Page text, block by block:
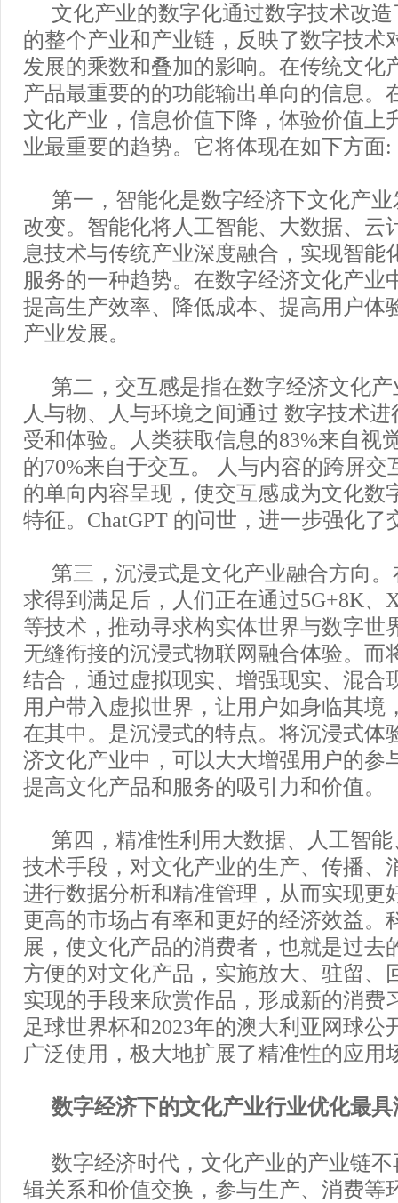
文化产业的数字化通过数字技术改
的整个产业和产业链，反映了数字技术
发展的乘数和叠加的影响。在传统文化
产品最重要的的功能输出单向的信息。
文化产业，信息价值下降，体验价值上
业最重要的趋势。它将体现在如下方面:
第一，智能化是数字经济下文化产
改变。智能化将人工智能、大数据、云
息技术与传统产业深度融合，实现智能
服务的一种趋势。在数字经济文化产业
提高生产效率、降低成本、提高用户体
产业发展。
第二，交互感是指在数字经济文化
人与物、人与环境之间通过 数字技术
受和体验。人类获取信息的83%来自视
的70%来自于交互。 人与内容的跨屏交
的单向内容呈现，使交互感成为文化数
特征。ChatGPT 的问世，进一步强化了
第三，沉浸式是文化产业融合方向
求得到满足后，人们正在通过5G+8K、
等技术，推动寻求构实体世界与数字世
无缝衔接的沉浸式物联网融合体验。而
结合，通过虚拟现实、增强现实、混合
用户带入虚拟世界，让用户如身临其境
在其中。是沉浸式的特点。将沉浸式体
济文化产业中，可以大大增强用户的参
提高文化产品和服务的吸引力和价值。
第四，精准性利用大数据、人工智
技术手段，对文化产业的生产、传播、
进行数据分析和精准管理，从而实现更
更高的市场占有率和更好的经济效益。
展，使文化产品的消费者，也就是过去
方便的对文化产品，实施放大、驻留、
实现的手段来欣赏作品，形成新的消费
足球世界杯和2023年的澳大利亚网球公
广泛使用，极大地扩展了精准性的应用
数字经济下的文化产业行业优化最具
数字经济时代，文化产业的产业链
辑关系和价值交换，参与生产、消费等